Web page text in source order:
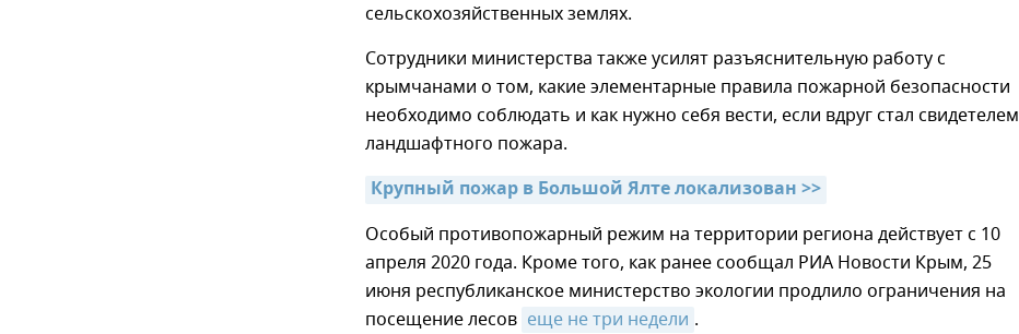
сельскохозяйственных землях.
Сотрудники министерства также усилят разъяснительную работу с
крымчанами о том, какие элементарные правила пожарной безопасности
необходимо соблюдать и как нужно себя вести, если вдруг стал свидетелем
ландшафтного пожара.
Крупный пожар в Большой Ялте локализован >>
Особый противопожарный режим на территории региона действует с 10
апреля 2020 года. Кроме того, как ранее сообщал РИА Новости Крым, 25
июня республиканское министерство экологии продлило ограничения на
посещение лесов еще не три недели .